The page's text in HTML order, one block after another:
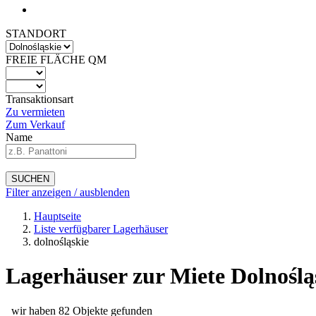
STANDORT
FREIE FLÄCHE QM
Transaktionsart
Zu vermieten
Zum Verkauf
Name
SUCHEN
Filter anzeigen / ausblenden
Hauptseite
Liste verfügbarer Lagerhäuser
dolnośląskie
Lagerhäuser zur Miete
wir haben 82 Objekte gefunden